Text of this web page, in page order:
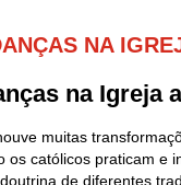
NA
na Igreja
muitas
os católicos praticam e
de diferentes